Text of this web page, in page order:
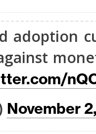
adoption
November